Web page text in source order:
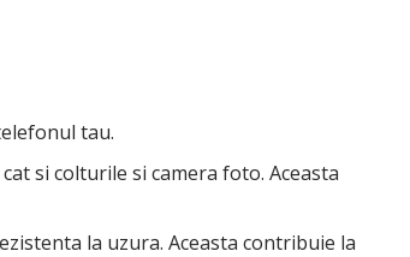
tau.
si colturile si camera foto. Aceasta
la uzura. Aceasta contribuie la